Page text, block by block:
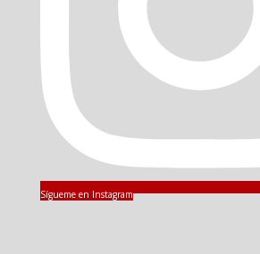
Sígueme en Instagram